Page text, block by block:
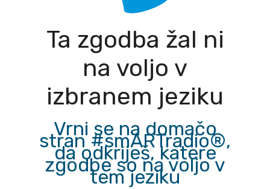
Ta zgodba žal ni
na voljo v
izbranem jeziku
Vrni se na domačo
stran #smARTradio®,
da odkriješ, katere
zgodbe so na voljo v
tem jeziku